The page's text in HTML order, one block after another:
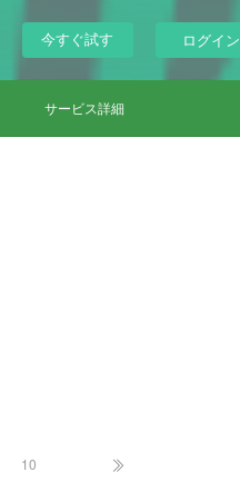
今すぐ試す ログイン
サービス詳細
10